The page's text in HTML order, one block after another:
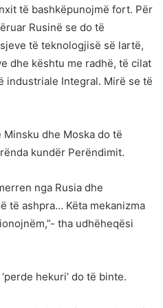
të bashkëpunojmë fort. Për
Rusinë se do të
të teknologjisë së lartë,
dhe kështu me radhë, të cilat
industriale Integral. Mirë se të
dhe Moska do të
kundër Perëndimit.
nga Rusia dhe
të ashpra… Këta mekanizma
tha udhëheqësi
hekuri’ do të binte.